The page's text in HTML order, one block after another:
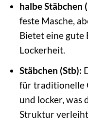
halbe Stäbchen
feste Masche,
Bietet eine gute
Lockerheit.
Stäbchen (Stb):
für traditionelle
und locker, was
Struktur